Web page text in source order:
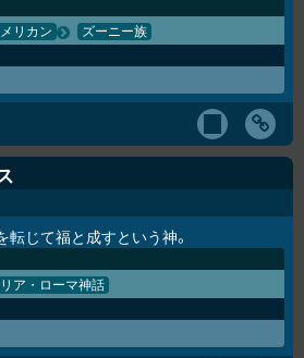
リカン ズーニー族
転じて福と成すという神。
ア・ローマ神話